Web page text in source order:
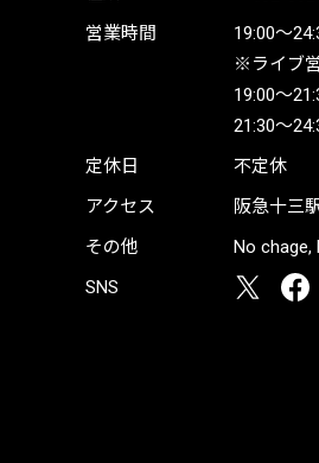
営業時間
19:00〜
※ライブ
19:00〜
21:30〜
定休日
不定休
アクセス
阪急十三
その他
No chage,
SNS